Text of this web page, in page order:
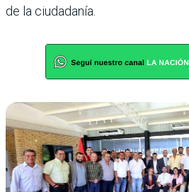
de la ciudadanía.